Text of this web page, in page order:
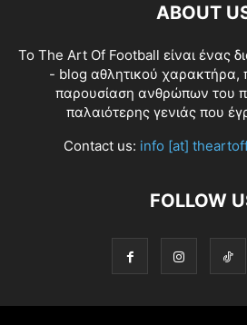
ABOUT
Το The Art Of Football είναι ένας
- blog αθλητικού χαρακτήρα,
παρουσίαση ανθρώπων του
παλαιότερης γενιάς που
Contact us: info [at]
FOLLOW